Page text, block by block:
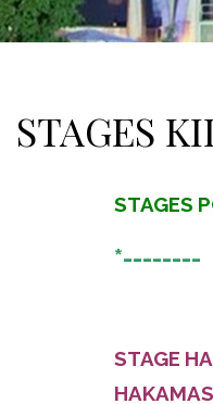
PHOTOS
STAGES
STAGES
*--------
STAGE